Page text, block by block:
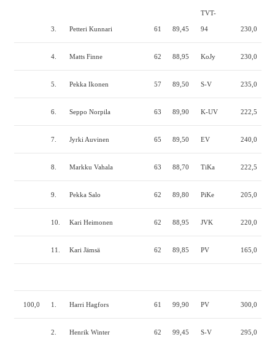
3. Petteri Kunnari 61 89,45
TVT-
94 230,0
4. Matts Finne 62 88,95 KoJy 230,0
5. Pekka Ikonen 57 89,50 S-V 235,0
6. Seppo Norpila 63 89,90 K-UV 222,5
7. Jyrki Auvinen 65 89,50 EV 240,0
8. Markku Vahala 63 88,70 TiKa 222,5
9. Pekka Salo 62 89,80 PiKe 205,0
10. Kari Heimonen 62 88,95 JVK 220,0
11. Kari Jämsä 62 89,85 PV 165,0
100,0 1. Harri Hagfors 61 99,90 PV 300,0
2. Henrik Winter 62 99,45 S-V 295,0